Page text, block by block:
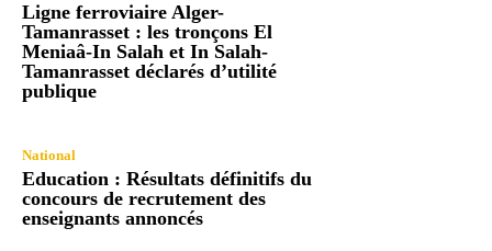
Ligne ferroviaire Alger-
Tamanrasset : les tronçons El
Meniaâ-In Salah et In Salah-
Tamanrasset déclarés d’utilité
publique
National
Education : Résultats définitifs du
concours de recrutement des
enseignants annoncés